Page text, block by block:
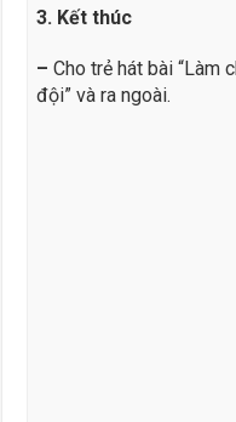
3. Kết thúc
– Cho trẻ hát bài “Làm
đội” và ra ngoài.